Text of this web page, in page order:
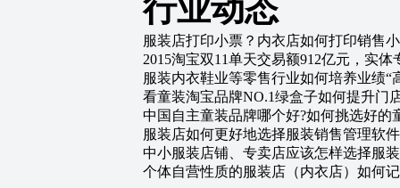
行业动态
服装店打印小票？内衣店如何打印销售
2015淘宝双11单天交易额912亿元，实
服装内衣鞋业等零售行业如何培养业绩“
看童装淘宝品牌NO.1绿盒子如何提升门
中国自主童装品牌哪个好?如何挑选好的
服装店如何更好地选择服装销售管理软件
中小服装店铺、专卖店应该怎样选择服
个体自营性质的服装店（内衣店）如何